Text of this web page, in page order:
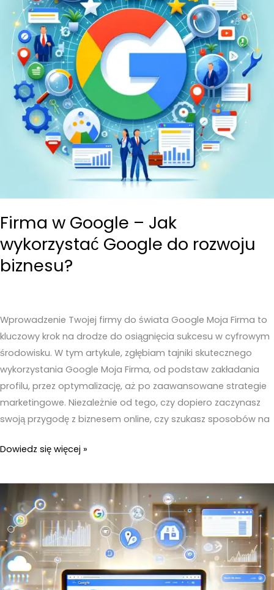
Media
Google
Moja
Firma
Firma w Google – Jak
wykorzystać Google do rozwoju
biznesu?
Wprowadzenie Twojej firmy do świata Google Moja Firma to
kluczowy krok na drodze do osiągnięcia sukcesu w cyfrowym
środowisku. W tym artykule, zgłębiam tajniki skutecznego
wykorzystania Google Moja Firma, od podstaw zakładania
profilu, przez optymalizację, aż po zaawansowane strategie
marketingowe. Niezależnie od tego, czy dopiero zaczynasz
swoją przygodę z biznesem online, czy szukasz sposobów na
Firma
Google
Jak
wykorzystać
Google
do
rozwoju
Dowiedz się więcej »